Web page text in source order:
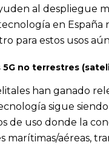
al despliegue
en España
para estos usos
5G no terrestres
han ganado
sigue
de uso donde la
marítimas/aéreas,